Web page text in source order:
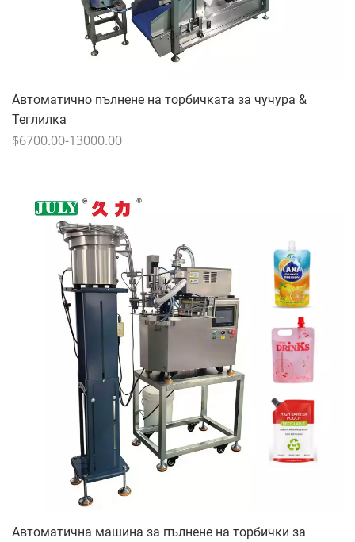
Автоматично пълнене на торбичката за чучура &
Теглилка
$6700.00-13000.00
Автоматична машина за пълнене на торбички за